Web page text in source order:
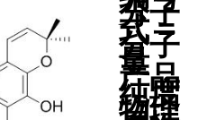
分子
式 =
分子
量
产品
纯度
物理